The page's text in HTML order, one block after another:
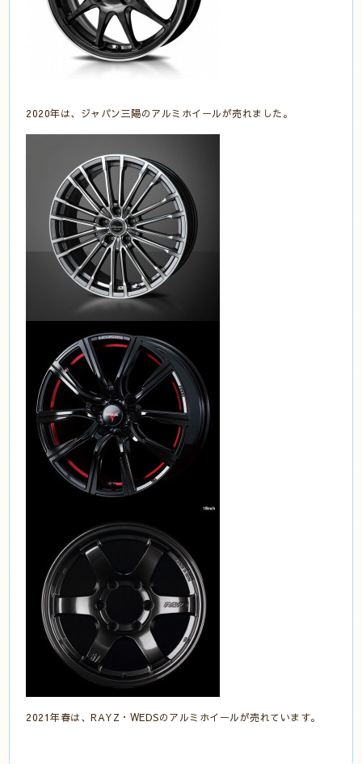
2020年は、ジャパン三陽のアルミホイールが売れました。
2021年春は、RAYZ・WEDSのアルミホイールが売れています。